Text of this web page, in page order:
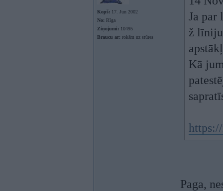
Kopš: 17. Jun 2002
No: Rīga
Ziņojumi: 10495
Braucu ar: rokām uz stūres
Ja par
ž līniju
Kā
Paga,